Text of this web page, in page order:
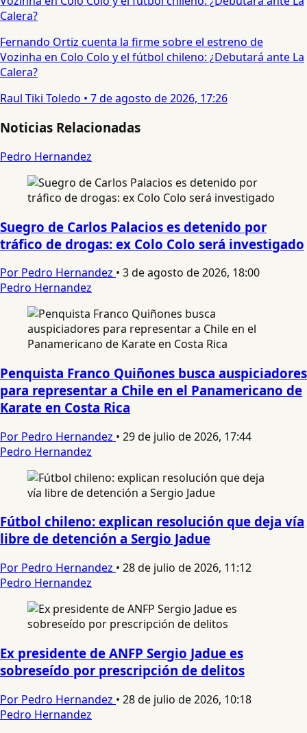
Fernando Ortiz cuenta la firme sobre el estreno de
Vozinha en Colo Colo y el fútbol chileno: ¿Debutará ante La
Calera?
Raul Tiki Toledo • 7 de agosto de 2026, 17:26
Noticias Relacionadas
Pedro Hernandez
Suegro de Carlos Palacios es detenido por
tráfico de drogas: ex Colo Colo será investigado
Por Pedro Hernandez • 3 de agosto de 2026, 18:00
Pedro Hernandez
Penquista Franco Quiñones busca auspiciadores
para representar a Chile en el Panamericano de
Karate en Costa Rica
Por Pedro Hernandez • 29 de julio de 2026, 17:44
Pedro Hernandez
Fútbol chileno: explican resolución que deja vía
libre de detención a Sergio Jadue
Por Pedro Hernandez • 28 de julio de 2026, 11:12
Pedro Hernandez
Ex presidente de ANFP Sergio Jadue es
sobreseído por prescripción de delitos
Por Pedro Hernandez • 28 de julio de 2026, 10:18
Pedro Hernandez